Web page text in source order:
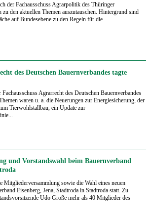
der Fachausschuss Agrarpolitik des Thüringer
zu den aktuellen Themen auszutauschen. Hintergrund sind
auf Bundesebene zu den Regeln für die
des Deutschen Bauernverbandes tagte
Agrarrecht des Deutschen Bauernverbandes
waren u. a. die Neuerungen zur Energiesicherung, der
Tierwohlstallbau, ein Update zur
und Vorstandswahl beim Bauernverband
Mitgliederversammlung sowie die Wahl eines neuen
Eisenberg, Jena, Stadtroda in Stadtroda statt. Zu
Udo Große mehr als 40 Mitglieder des